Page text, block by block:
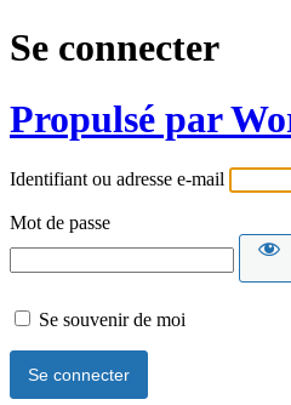
Se connecter
Propulsé par
Identifiant ou adresse e-mail
Mot de passe
Se souvenir de moi